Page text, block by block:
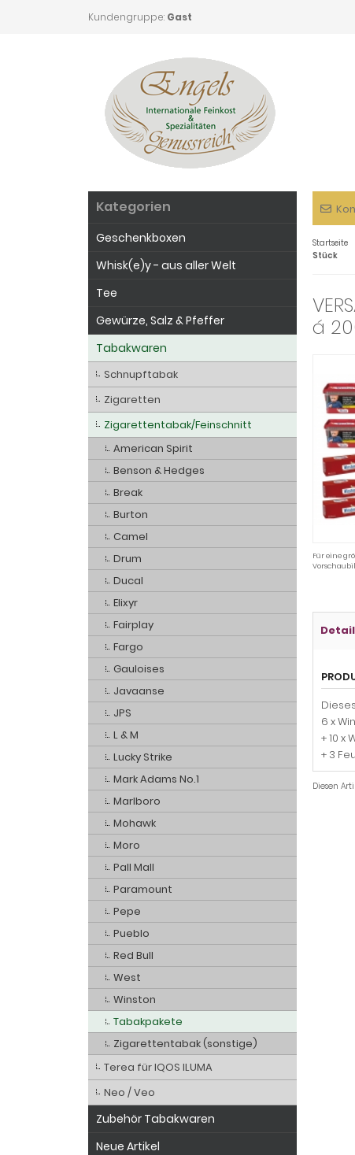
Kundengruppe: Gast
Startseite
Stück
á
Für eine
6 x
+ 10 x
+ 3
Diesen
Kategorien
Geschenkboxen
Whisk(e)y - aus aller Welt
Tee
Gewürze, Salz & Pfeffer
Tabakwaren
Schnupftabak
Zigaretten
Zigarettentabak/Feinschnitt
American Spirit
Benson & Hedges
Break
Burton
Camel
Drum
Ducal
Elixyr
Fairplay
Fargo
Gauloises
Javaanse
JPS
L & M
Lucky Strike
Mark Adams No.1
Marlboro
Mohawk
Moro
Pall Mall
Paramount
Pepe
Pueblo
Red Bull
West
Winston
Tabakpakete
Zigarettentabak (sonstige)
Terea für IQOS ILUMA
Neo / Veo
Zubehör Tabakwaren
Neue Artikel